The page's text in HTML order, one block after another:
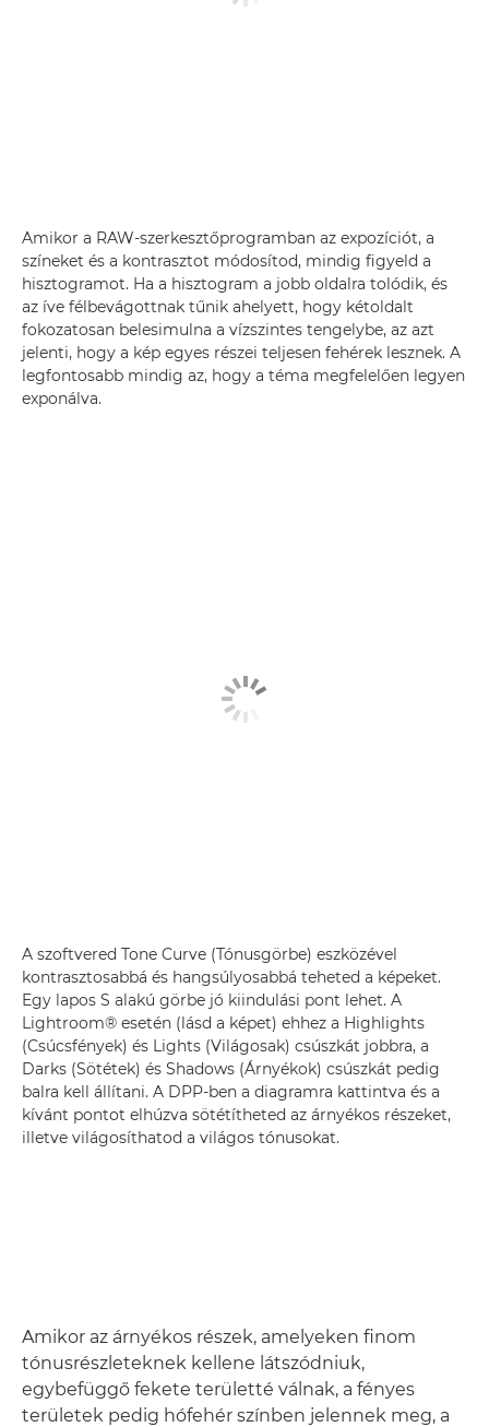
Amikor a RAW-szerkesztőprogramban az expozíciót, a
színeket és a kontrasztot módosítod, mindig figyeld a
hisztogramot. Ha a hisztogram a jobb oldalra tolódik, és
az íve félbevágottnak tűnik ahelyett, hogy kétoldalt
fokozatosan belesimulna a vízszintes tengelybe, az azt
jelenti, hogy a kép egyes részei teljesen fehérek lesznek. A
legfontosabb mindig az, hogy a téma megfelelően legyen
exponálva.
A szoftvered Tone Curve (Tónusgörbe) eszközével
kontrasztosabbá és hangsúlyosabbá teheted a képeket.
Egy lapos S alakú görbe jó kiindulási pont lehet. A
Lightroom® esetén (lásd a képet) ehhez a Highlights
(Csúcsfények) és Lights (Világosak) csúszkát jobbra, a
Darks (Sötétek) és Shadows (Árnyékok) csúszkát pedig
balra kell állítani. A DPP-ben a diagramra kattintva és a
kívánt pontot elhúzva sötétítheted az árnyékos részeket,
illetve világosíthatod a világos tónusokat.
Amikor az árnyékos részek, amelyeken finom
tónusrészleteknek kellene látszódniuk,
egybefüggő fekete területté válnak, a fényes
területek pedig hófehér színben jelennek meg, a